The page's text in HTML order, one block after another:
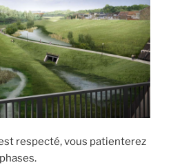
respecté, vous patienterez